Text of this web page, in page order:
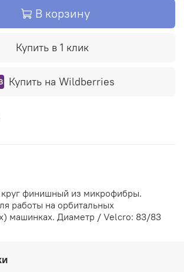
В корзину
Купить в 1 клик
Купить на Wildberries
финишный из микрофибры.
работы на орбитальных
машинках. Диаметр / Velcro: 83/83